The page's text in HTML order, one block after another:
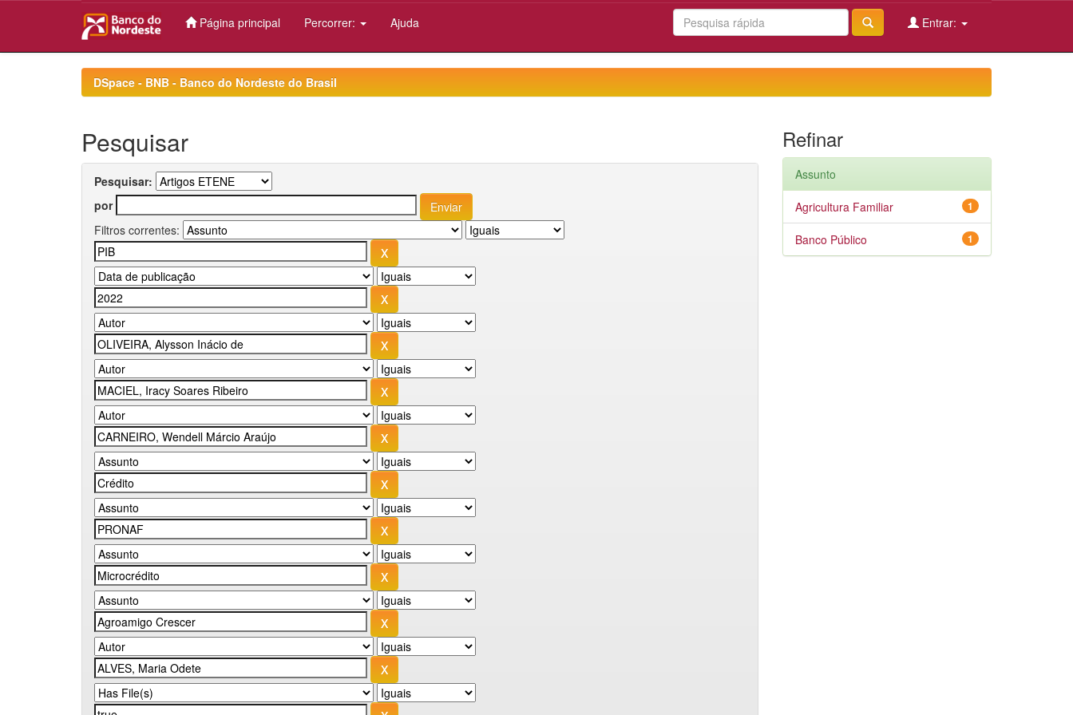
Página principal Percorrer: Ajuda Entrar:
DSpace - BNB - Banco do Nordeste do Brasil
Pesquisar
Pesquisar:
por
Filtros correntes:
Refinar
Assunto
1
Agricultura Familiar
1
Banco Público